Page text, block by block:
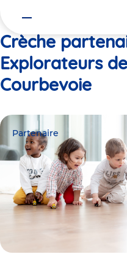
Crèche
Explorateurs
Courbevoie
Partenaire